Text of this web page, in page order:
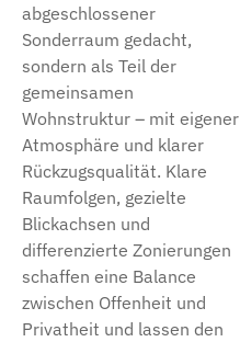
abgeschlossener
Sonderraum gedacht,
sondern als Teil der
gemeinsamen
Wohnstruktur – mit eigener
Atmosphäre und klarer
Rückzugsqualität. Klare
Raumfolgen, gezielte
Blickachsen und
differenzierte Zonierungen
schaffen eine Balance
zwischen Offenheit und
Privatheit und lassen den